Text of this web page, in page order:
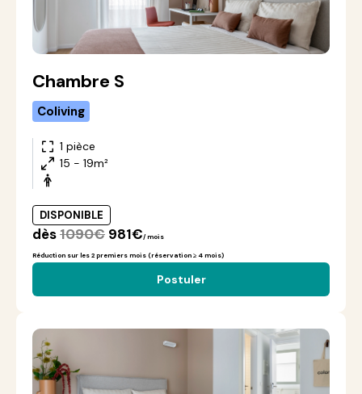
Chambre S
Coliving
1 pièce
15 - 19m²
DISPONIBLE
dès1090€ 981€/ mois
Réduction sur les 2 premiers mois (réservation ≥ 4 mois)
Postuler